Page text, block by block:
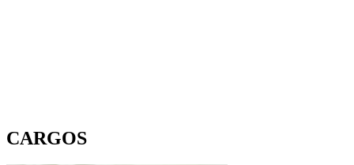
CARGOS